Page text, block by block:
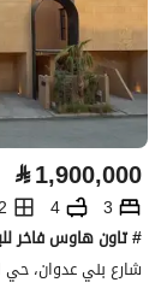
⃁1,900,000
3
4
# تاون هاوس فاخر
شارع بني عدوان، حي